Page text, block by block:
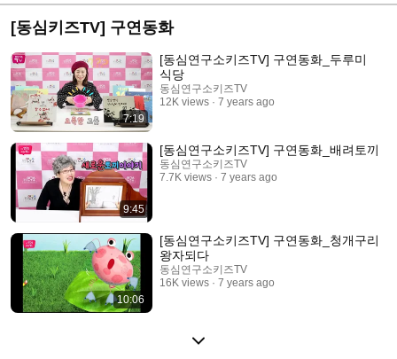
[동심키즈TV] 구연동화
7:19
[동심연구소키즈TV] 구연동화_두루미
식당
동심연구소키즈TV
12K views
7 years ago
9:45
[동심연구소키즈TV] 구연동화_배려토끼
동심연구소키즈TV
7.7K views
7 years ago
10:06
[동심연구소키즈TV] 구연동화_청개구리
왕자되다
동심연구소키즈TV
16K views
7 years ago